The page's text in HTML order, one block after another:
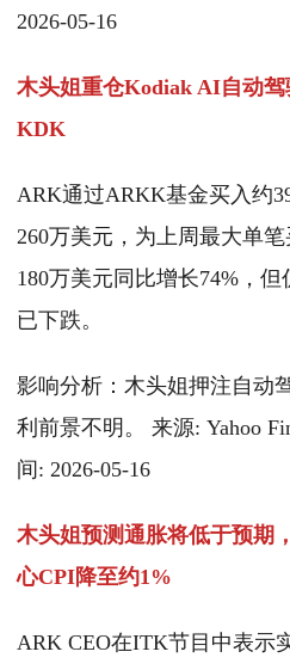
2026-05-16
木头姐重仓Kodiak AI自动
KDK
ARK通过ARKK基金买入约
260万美元，为上周最大单
180万美元同比增长74%，
已下跌。
影响分析：木头姐押注自动
利前景不明。 来源: Yahoo
间: 2026-05-16
木头姐预测通胀将低于预期
心CPI降至约1%
ARK CEO在ITK节目中表示